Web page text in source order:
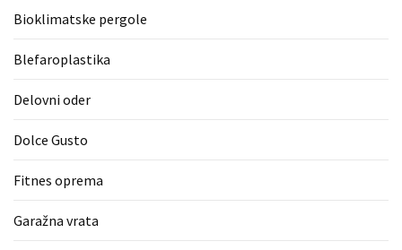
zame
znamka.
USED
CATEGORIES
Bioklimatske pergole
Blefaroplastika
Delovni oder
Dolce Gusto
Fitnes oprema
Garažna vrata